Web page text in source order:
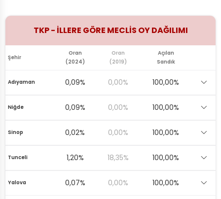
TKP - İLLERE GÖRE MECLİS OY DAĞILIMI
Şehir
Oran
(2024)
Oran
(2019)
Açılan
Sandık
Adıyaman 0,09% 0,00% 100,00%
Niğde 0,09% 0,00% 100,00%
Sinop 0,02% 0,00% 100,00%
Tunceli 1,20% 18,35% 100,00%
Yalova 0,07% 0,00% 100,00%